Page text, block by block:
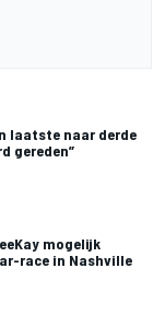
laatste naar derde
gereden”
mogelijk
race in Nashville